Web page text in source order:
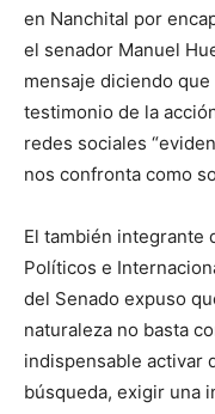
en Nanchital por
el senador Manuel
mensaje diciendo
testimonio de la
redes sociales “
nos confronta como
El también integrante
Políticos e
del Senado expuso
naturaleza no basta
indispensable activar
búsqueda, exigir una